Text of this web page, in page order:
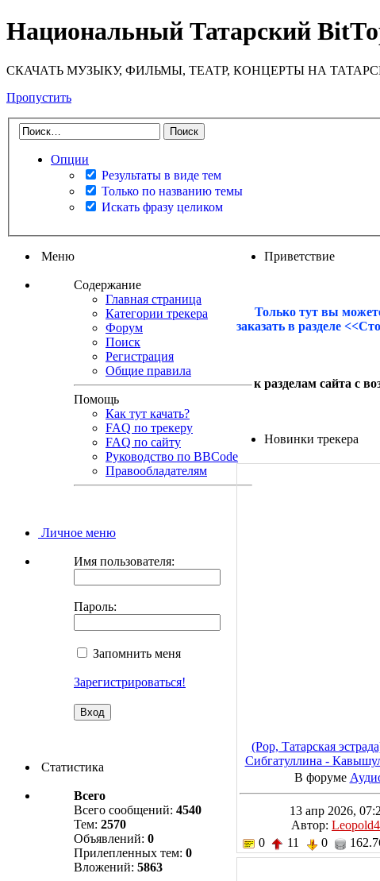
Национальный Татарский
СКАЧАТЬ МУЗЫКУ, ФИЛЬМЫ, ТЕАТР, КОНЦЕРТЫ НА
Пропустить
Опции
Результаты в виде тем
Только по названию темы
Искать фразу целиком
Меню
Содержание
Главная страница
Категории трекера
Форум
Поиск
Регистрация
Общие правила
Помощь
Как тут качать?
FAQ по трекеру
FAQ по сайту
Руководство по BBCode
Правообладателям
Личное меню
Имя пользователя:
Пароль:
Запомнить меня
Зарегистрироваться!
Статистика
Всего
Всего сообщений: 4540
Тем: 2570
Объявлений: 0
Прилепленных тем: 0
Вложений: 5863
Приветствие
Только тут вы
заказать в разделе
к разделам сайта с
Новинки трекера
(Pop, Татарская
Сибгатуллина -
яз булгач, 2025, MP3,
В форуме
13 апр 2026,
Автор:
0
11 0